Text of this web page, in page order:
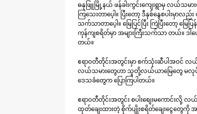
ဓနုဖြူမြို့နယ် ဖန်ခါးကွင်းကျေးရွာမှ လယ်သ
ကြသေးတာပေ့ါ။ ပြီးတော့ ဒီနှစ်နွေစပါး
သက်သာတာပေ့ါ။ မြေပြင်ပြီး ကြဲပြီးတော့ မ
ကုန်ကျစရိတ်မှာ အများကြီးသက်သာ တယ်။ ဒ
တယ်။
ဧရာ၀တီတိုင်းအတွင်းမှာ စက်သုံးဆီပါအဝင် လယ်
လယ်သမားတွေဟာ သူတို့လယ်ယာမြေတွေ မလုပ်
ဒေသခံတွေက ပြောကြပါတယ်။
ဧရာ၀တီတိုင်းအတွင်း စပါးစျေးမကောင်း
ထုတ်ချေးထားတဲ့ စိုက်ပျိုးစရိတ်ချေးငွေတွေကို အ